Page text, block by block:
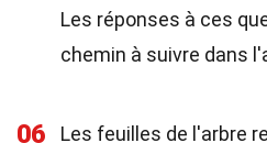
Les réponses à ces
chemin à suivre dans
06
Les feuilles de l'arbre